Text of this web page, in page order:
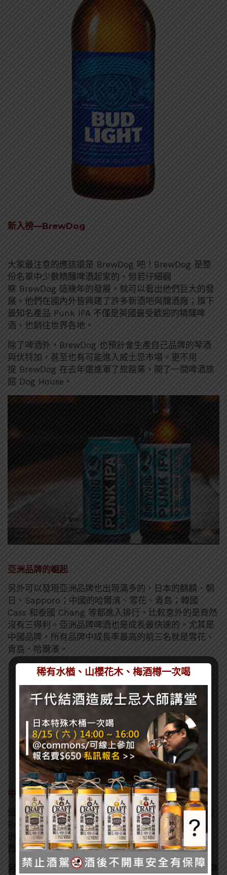
新入榜—BrewDog
大家最注意的應該還是 BrewDog 吧！BrewDog 是整
份名單中少數精釀啤酒起家的，但若仔細觀
察 BrewDog 這幾年的發展，就可以看出他們巨大的發
展。他們在國內外皆興建了許多新酒吧與釀酒廠；旗下
最知名產品 Punk IPA 不僅是英國最受歡迎的精釀啤
酒，也銷往世界各地。
除了啤酒外，BrewDog 也預計會生產自己品牌的琴酒
與伏特加，甚至也有可能進入威士忌市場。更不用
提 BrewDog 在去年還進軍了旅館業，開了一間啤酒旅
館 Dog House。
亞洲品牌的崛起
另外可以發現亞洲品牌也出現滿多的，日本的麒麟、朝
日、Sapporo；中國的哈爾濱、雪花、青島；韓國
Cass 和泰國 Chang 等都進入排行，比較意外的是竟然
沒有三得利。亞洲品牌啤酒也是成長最快速的。尤其是
中國品牌，所有品牌中成長率最高的前三名就是雪花、
青島、哈爾濱。
中南美洲啤酒品牌
這份排行中也有一些台灣找不太到的啤酒，例如巴西的
Brahma 和 Skol 都是前 10 名。這兩款啤酒都以南美
洲為主要市場，也都是全球銷量前 10 的啤酒。而且巴
西是除了美國外，擁有第二高品牌價值的國家！
另外哥倫比亞也有一個品牌入榜，那就是 Aguila。值得
稀有水楢、山櫻花木、梅酒樽一次喝